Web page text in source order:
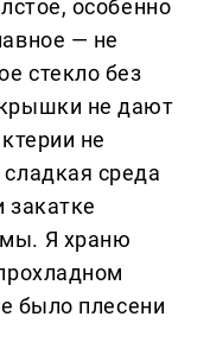
особенно
— не
стекло без
не дают
не
среда
закатке
Я храню
было плесени